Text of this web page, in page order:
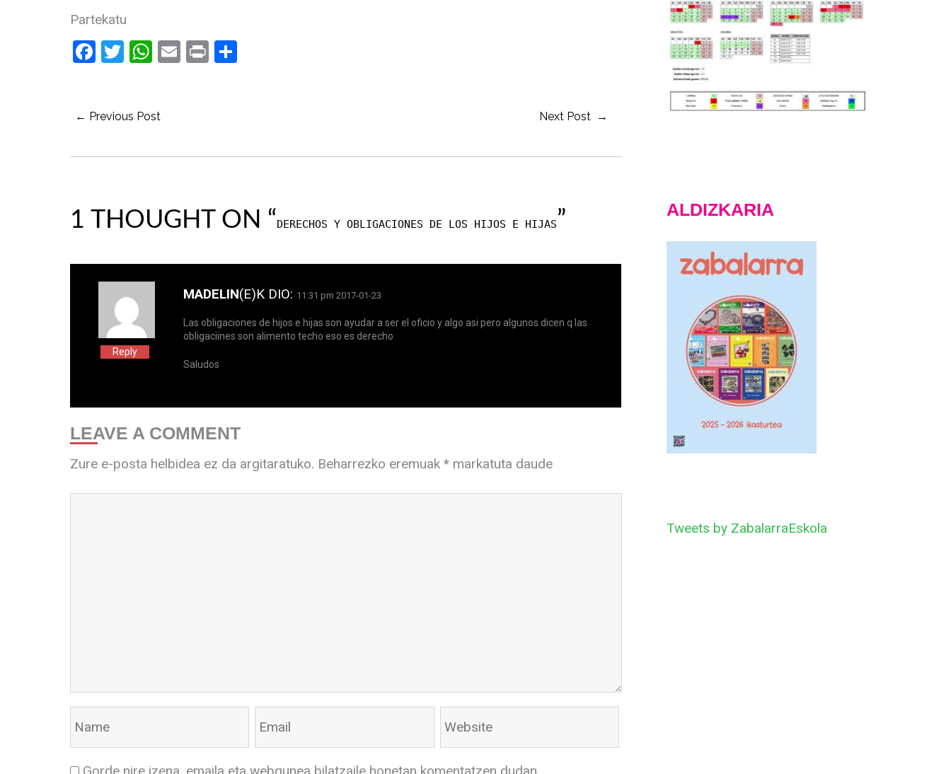
Partekatu
Facebook
Twitter
WhatsApp
Email
PrintShare
← Previous Post Next Post →
1 THOUGHT ON “DERECHOS Y OBLIGACIONES DE LOS HIJOS E HIJAS”
MADELIN(E)K DIO: 11:31 pm 2017-01-23
Las obligaciones de hijos e hijas son ayudar a ser el oficio y algo asi pero algunos dicen q las
obligaciines son alimento techo eso es derecho
Saludos
Reply
LEAVE A COMMENT
Zure e-posta helbidea ez da argitaratuko. Beharrezko eremuak *markatuta daude
ALDIZKARIA
Tweets by ZabalarraEskola